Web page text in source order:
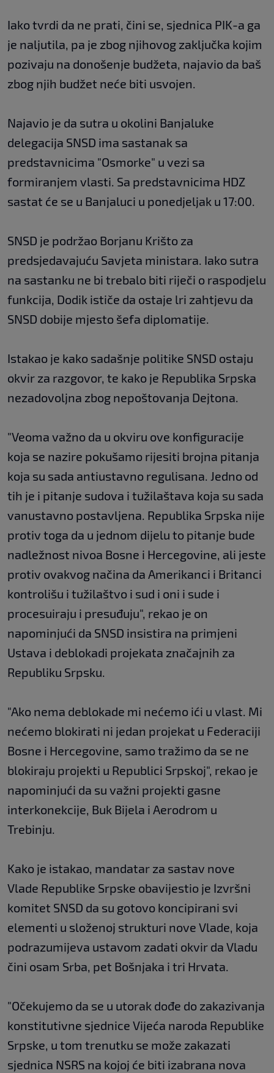
Iako tvrdi da ne prati, čini se, sjednica PIK-a ga
je naljutila, pa je zbog njihovog zaključka kojim
pozivaju na donošenje budžeta, najavio da baš
zbog njih budžet neće biti usvojen.
Najavio je da sutra u okolini Banjaluke
delegacija SNSD ima sastanak sa
predstavnicima "Osmorke" u vezi sa
formiranjem vlasti. Sa predstavnicima HDZ
sastat će se u Banjaluci u ponedjeljak u 17:00.
SNSD je podržao Borjanu Krišto za
predsjedavajuću Savjeta ministara. Iako sutra
na sastanku ne bi trebalo biti riječi o raspodjelu
funkcija, Dodik ističe da ostaje lri zahtjevu da
SNSD dobije mjesto šefa diplomatije.
Istakao je kako sadašnje politike SNSD ostaju
okvir za razgovor, te kako je Republika Srpska
nezadovoljna zbog nepoštovanja Dejtona.
"Veoma važno da u okviru ove konfiguracije
koja se nazire pokušamo rijesiti brojna pitanja
koja su sada antiustavno regulisana. Jedno od
tih je i pitanje sudova i tužilaštava koja su sada
vanustavno postavljena. Republika Srpska nije
protiv toga da u jednom dijelu to pitanje bude
nadležnost nivoa Bosne i Hercegovine, ali jeste
protiv ovakvog načina da Amerikanci i Britanci
kontrolišu i tužilaštvo i sud i oni i sude i
procesuiraju i presuđuju", rekao je on
napominjući da SNSD insistira na primjeni
Ustava i deblokadi projekata značajnih za
Republiku Srpsku.
"Ako nema deblokade mi nećemo ići u vlast. Mi
nećemo blokirati ni jedan projekat u Federaciji
Bosne i Hercegovine, samo tražimo da se ne
blokiraju projekti u Republici Srpskoj", rekao je
napominjući da su važni projekti gasne
interkonekcije, Buk Bijela i Aerodrom u
Trebinju.
Kako je istakao, mandatar za sastav nove
Vlade Republike Srpske obavijestio je Izvršni
komitet SNSD da su gotovo koncipirani svi
elementi u složenoj strukturi nove Vlade, koja
podrazumijeva ustavom zadati okvir da Vladu
čini osam Srba, pet Bošnjaka i tri Hrvata.
"Očekujemo da se u utorak dođe do zakazivanja
konstitutivne sjednice Vijeća naroda Republike
Srpske, u tom trenutku se može zakazati
sjednica NSRS na kojoj će biti izabrana nova